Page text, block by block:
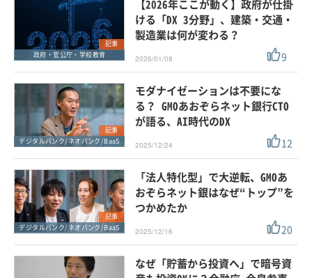
記事
政府・官公庁・学校教育
【2026年ここが動く】政府が仕掛
ける「DX 3分野」、建築・交通・
製造業は何が変わる？
2026/01/08 9
記事
デジタルバンク/ネオバンク/BaaS
モダナイゼーションは不要にな
る？ GMOあおぞらネット銀行CTO
が語る、AI時代のDX
2025/12/24 12
記事
デジタルバンク/ネオバンク/BaaS
「法人特化型」で大逆転、GMOあ
おぞらネット銀はなぜ“トップ”を
つかめたか
2025/12/16 20
なぜ「貯蓄から投資へ」で暗号資